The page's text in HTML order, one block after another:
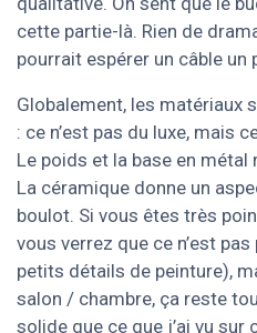
cette partie-là. Rien de
pourrait espérer un câble
Globalement, les matériaux
: ce n’est pas du luxe, mais
Le poids et la base en
La céramique donne un
boulot. Si vous êtes très
vous verrez que ce n’est
petits détails de peinture),
salon / chambre, ça reste
solide que ce que j’ai vu